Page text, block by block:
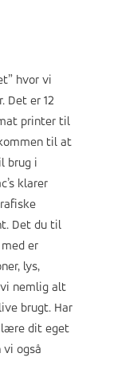
hvor vi
Det er 12
printer til
til at
brug i
klarer
Det du til
er
lys,
nemlig alt
brugt. Har
lære dit eget
vi også